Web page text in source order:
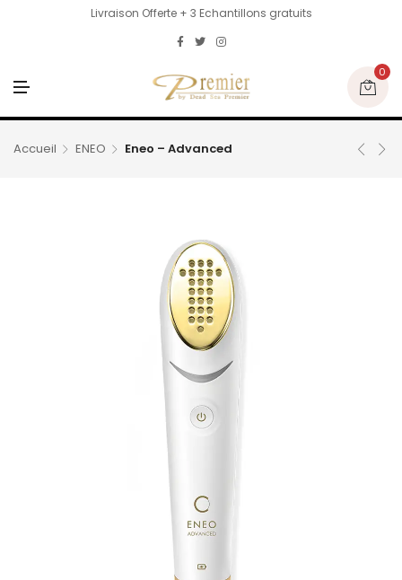
Livraison Offerte + 3 Echantillons gratuits
N
U
0
Accueil ENEO Eneo – Advanced